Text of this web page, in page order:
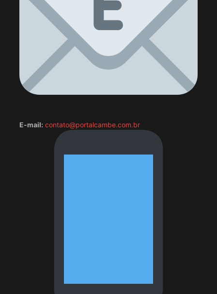
E-mail: contato@portalcambe.com.br